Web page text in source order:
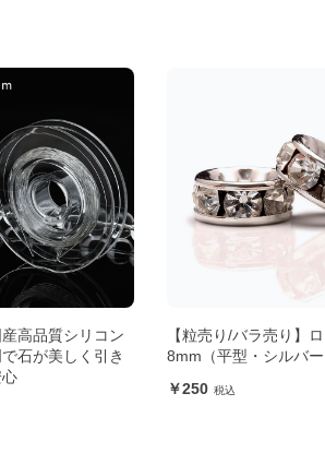
り】ロンデル
ルバー）
【粒売り/バラ売り】
ル・玄武 12mm Bタイ
300